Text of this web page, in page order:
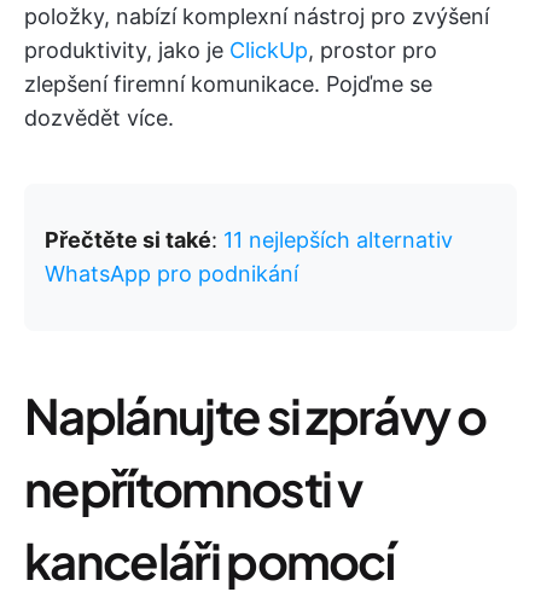
položky, nabízí komplexní nástroj pro zvýšení
produktivity, jako je ClickUp, prostor pro
zlepšení firemní komunikace. Pojďme se
dozvědět více.
Přečtěte si také: 11 nejlepších alternativ
WhatsApp pro podnikání
Naplánujte si zprávy o
nepřítomnosti v
kanceláři pomocí